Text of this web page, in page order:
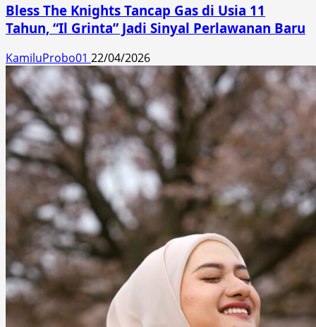
Bless The Knights Tancap Gas di Usia 11
Tahun, “Il Grinta” Jadi Sinyal Perlawanan Baru
KamiluProbo01 22/04/2026